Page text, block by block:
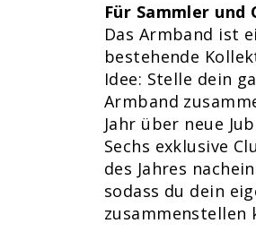
Für Sammler
Das Armband ist
bestehende
Idee: Stelle dein
Armband
Jahr über neue
Sechs exklusive
des Jahres
sodass du dein
zusammenstellen